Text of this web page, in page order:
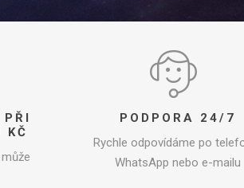
PŘÍSLUŠENSTVÍ PRO
CRYON X PRO
DALŠÍ CRYO ZAŘÍZENÍ
Icebein™ cryo
RECOSPORT
SYSTÉMY GPS
KČ
PODPORA 24/7
Rychle odpovídáme po
WhatsApp nebo e-mailu